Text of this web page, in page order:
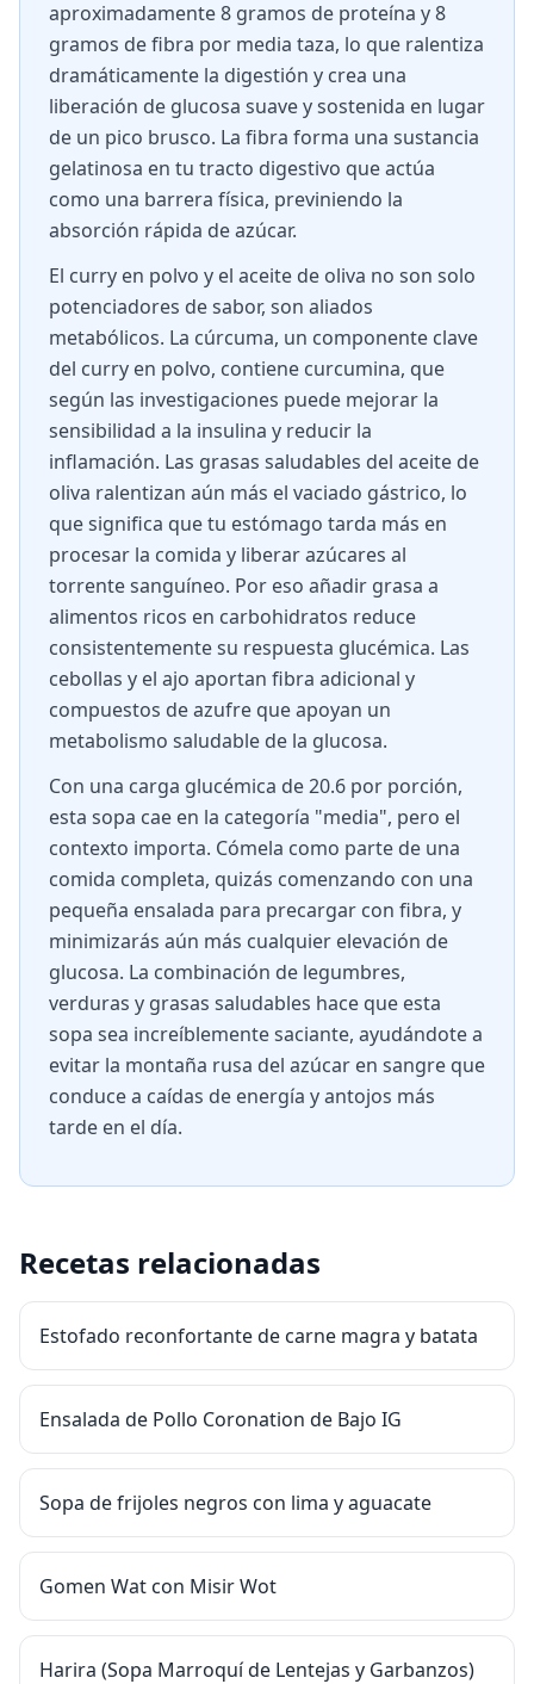
aproximadamente 8 gramos de proteína y 8
gramos de fibra por media taza, lo que ralentiza
dramáticamente la digestión y crea una
liberación de glucosa suave y sostenida en lugar
de un pico brusco. La fibra forma una sustancia
gelatinosa en tu tracto digestivo que actúa
como una barrera física, previniendo la
absorción rápida de azúcar.
El curry en polvo y el aceite de oliva no son solo
potenciadores de sabor, son aliados
metabólicos. La cúrcuma, un componente clave
del curry en polvo, contiene curcumina, que
según las investigaciones puede mejorar la
sensibilidad a la insulina y reducir la
inflamación. Las grasas saludables del aceite de
oliva ralentizan aún más el vaciado gástrico, lo
que significa que tu estómago tarda más en
procesar la comida y liberar azúcares al
torrente sanguíneo. Por eso añadir grasa a
alimentos ricos en carbohidratos reduce
consistentemente su respuesta glucémica. Las
cebollas y el ajo aportan fibra adicional y
compuestos de azufre que apoyan un
metabolismo saludable de la glucosa.
Con una carga glucémica de 20.6 por porción,
esta sopa cae en la categoría "media", pero el
contexto importa. Cómela como parte de una
comida completa, quizás comenzando con una
pequeña ensalada para precargar con fibra, y
minimizarás aún más cualquier elevación de
glucosa. La combinación de legumbres,
verduras y grasas saludables hace que esta
sopa sea increíblemente saciante, ayudándote a
evitar la montaña rusa del azúcar en sangre que
conduce a caídas de energía y antojos más
tarde en el día.
Recetas relacionadas
Estofado reconfortante de carne magra y batata
Ensalada de Pollo Coronation de Bajo IG
Sopa de frijoles negros con lima y aguacate
Gomen Wat con Misir Wot
Harira (Sopa Marroquí de Lentejas y Garbanzos)